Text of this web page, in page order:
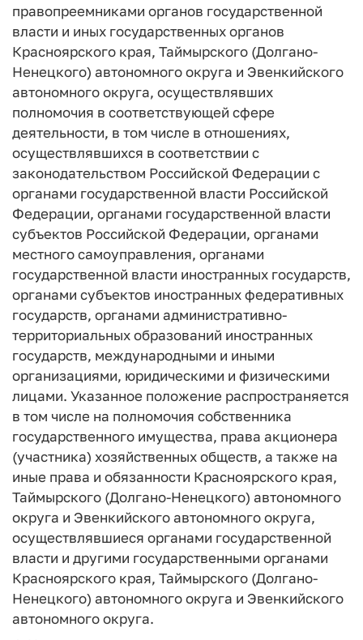
правопреемниками органов государственной
власти и иных государственных органов
Красноярского края, Таймырского (Долгано-
Ненецкого) автономного округа и Эвенкийского
автономного округа, осуществлявших
полномочия в соответствующей сфере
деятельности, в том числе в отношениях,
осуществлявшихся в соответствии с
законодательством Российской Федерации с
органами государственной власти Российской
Федерации, органами государственной власти
субъектов Российской Федерации, органами
местного самоуправления, органами
государственной власти иностранных государств,
органами субъектов иностранных федеративных
государств, органами административно-
территориальных образований иностранных
государств, международными и иными
организациями, юридическими и физическими
лицами. Указанное положение распространяется
в том числе на полномочия собственника
государственного имущества, права акционера
(участника) хозяйственных обществ, а также на
иные права и обязанности Красноярского края,
Таймырского (Долгано-Ненецкого) автономного
округа и Эвенкийского автономного округа,
осуществлявшиеся органами государственной
власти и другими государственными органами
Красноярского края, Таймырского (Долгано-
Ненецкого) автономного округа и Эвенкийского
автономного округа.